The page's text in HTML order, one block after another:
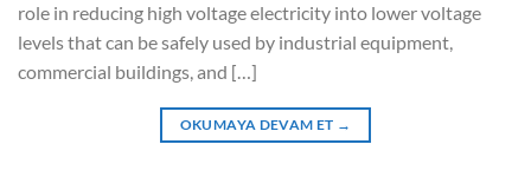
role in reducing high voltage electricity into lower voltage
levels that can be safely used by industrial equipment,
commercial buildings, and […]
OKUMAYA DEVAM ET →